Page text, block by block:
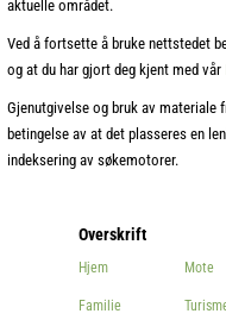
Overskrift
Hjem
Familie
Mote
aktuelle området.
Ved å fortsette å bruke nettstedet
og at du har gjort deg kjent med vår
Gjenutgivelse og bruk av
betingelse av at det plasseres en
indeksering av søkemotorer.